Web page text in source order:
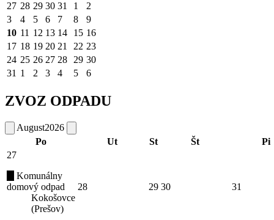
27 28 29 30 31 1
2
3
4 5 6 7 8
9
10 11 12 13 14 15 16
17 18 19 20 21 22 23
24 25 26 27 28 29 30
31 1 2 3 4 5 6
ZVOZ ODPADU
August2026
Po
Ut St Št
Pi
27
Komunálny
domový odpad
Kokošovce
(Prešov)
28 29 30 31